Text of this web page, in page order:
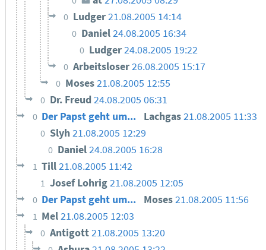
0 Ludger21.08.2005 14:14
0 Daniel24.08.2005 16:34
0 Ludger24.08.2005 19:22
0 Arbeitsloser26.08.2005 15:17
0 Moses21.08.2005 12:55
0 Dr. Freud 24.08.2005 06:31
0 Der Papst geht um... Lachgas21.08.2005 11:33
0 Slyh21.08.2005 12:29
0 Daniel24.08.2005 16:28
1 Till21.08.2005 11:42
1 Josef Lohrig21.08.2005 12:05
0 Der Papst geht um... Moses21.08.2005 11:56
1 Mel21.08.2005 12:03
0 Antigott21.08.2005 13:20